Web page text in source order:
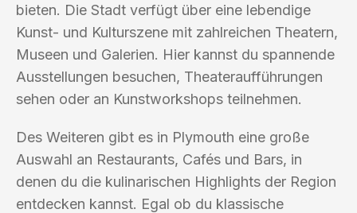
bieten. Die Stadt verfügt über eine lebendige
Kunst- und Kulturszene mit zahlreichen Theatern,
Museen und Galerien. Hier kannst du spannende
Ausstellungen besuchen, Theateraufführungen
sehen oder an Kunstworkshops teilnehmen.
Des Weiteren gibt es in Plymouth eine große
Auswahl an Restaurants, Cafés und Bars, in
denen du die kulinarischen Highlights der Region
entdecken kannst. Egal ob du klassische